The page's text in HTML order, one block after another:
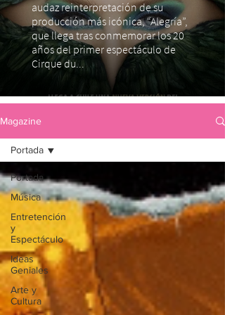
audaz reinterpretación de su
producción más icónica, “Alegría”,
que llega tras conmemorar los 20
años del primer espectáculo de
Cirque du...
Magazine
Portada
Música
Entretención
y
Espectáculo
Ideas
Geniales
Arte y
Cultura
Portada